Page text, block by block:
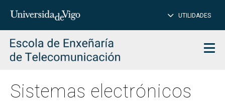
Introduce
para
buscar
UTILIDADES
Sistemas electrónicos